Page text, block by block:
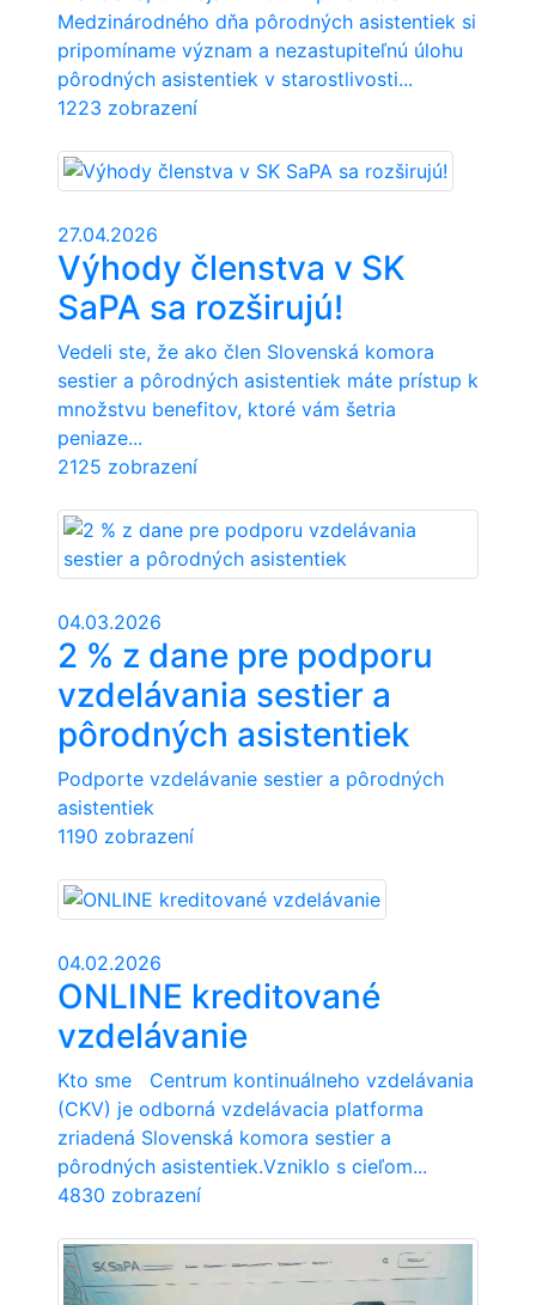
Medzinárodného dňa pôrodných asistentiek si
pripomíname význam a nezastupiteľnú úlohu
pôrodných asistentiek v starostlivosti...
1223 zobrazení
27.04.2026
Výhody členstva v SK
SaPA sa rozširujú!
Vedeli ste, že ako člen Slovenská komora
sestier a pôrodných asistentiek máte prístup k
množstvu benefitov, ktoré vám šetria
peniaze...
2125 zobrazení
04.03.2026
2 % z dane pre podporu
vzdelávania sestier a
pôrodných asistentiek
Podporte vzdelávanie sestier a pôrodných
asistentiek
1190 zobrazení
04.02.2026
ONLINE kreditované
vzdelávanie
Kto sme Centrum kontinuálneho vzdelávania
(CKV) je odborná vzdelávacia platforma
zriadená Slovenská komora sestier a
pôrodných asistentiek.Vzniklo s cieľom...
4830 zobrazení